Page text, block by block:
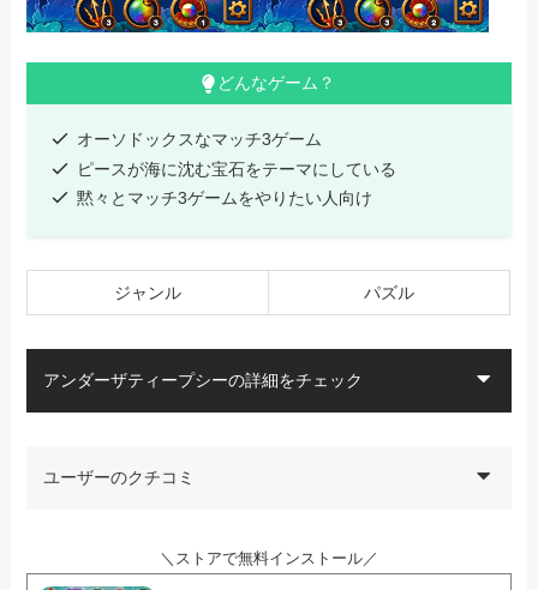
どんなゲーム？
オーソドックスなマッチ3ゲーム
ピースが海に沈む宝石をテーマにしている
黙々とマッチ3ゲームをやりたい人向け
ジャンル パズル
アンダーザティープシーの詳細をチェック
ユーザーのクチコミ
＼ストアで無料インストール／